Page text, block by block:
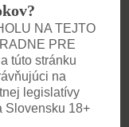
NA TEJTO
PRE
túto stránku
na
legislatívy
Slovensku 18+
kde
V
na ktoré